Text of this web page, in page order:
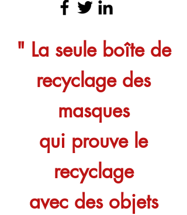
" La seule boîte de
recyclage des
masques
qui prouve le
recyclage
avec des objets